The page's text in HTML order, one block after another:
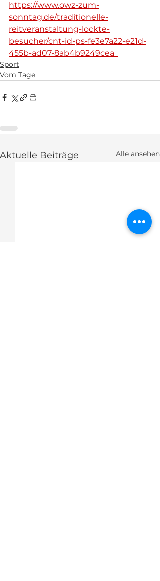
https://www.owz-zum-
sonntag.de/traditionelle-
reitveranstaltung-lockte-
besucher/cnt-id-ps-fe3e7a22-e21d-
455b-ad07-8ab4b9249cea
Sport
Vom Tage
Aktuelle Beiträge Alle ansehen